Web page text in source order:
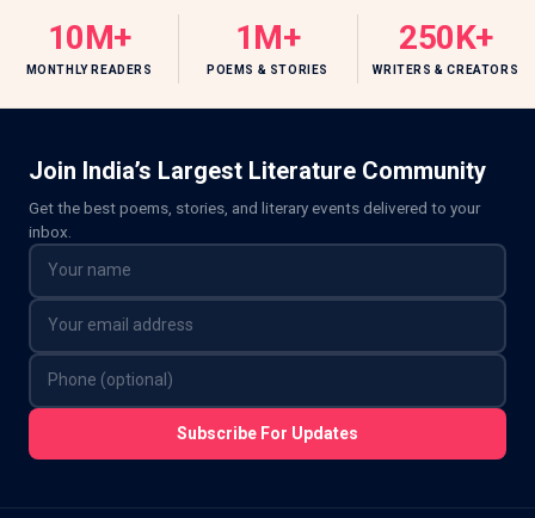
10M+
MONTHLY READERS
1M+
POEMS & STORIES
250K+
WRITERS & CREATORS
Join India’s Largest Literature Community
Get the best poems, stories, and literary events delivered to your
inbox.
Subscribe For Updates